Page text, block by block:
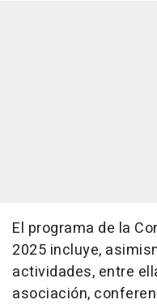
El programa de la
2025 incluye,
actividades, entre
asociación,